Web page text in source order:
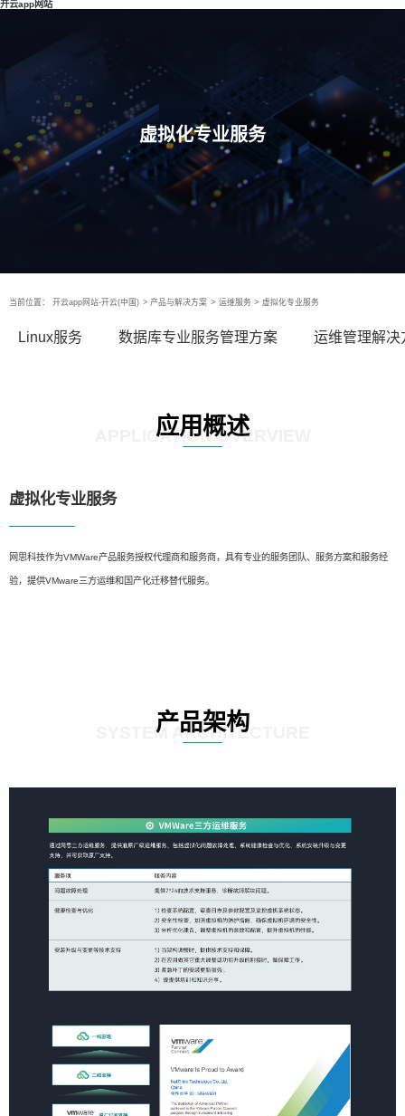
开云app网站
虚拟化专业服务
当前位置： 开云app网站-开云(中国) > 产品与解决方案 > 运维服务 > 虚拟化专业服务
Linux服务 数据库专业服务管理方案 运维管理解决
应用概述
APPLICATION OVERVIEW
虚拟化专业服务
网思科技作为VMWare产品服务授权代理商和服务商，具有专业的服务团队、服务方案和服务经
验，提供VMware三方运维和国产化迁移替代服务。
产品架构
SYSTEM ARCHITECTURE